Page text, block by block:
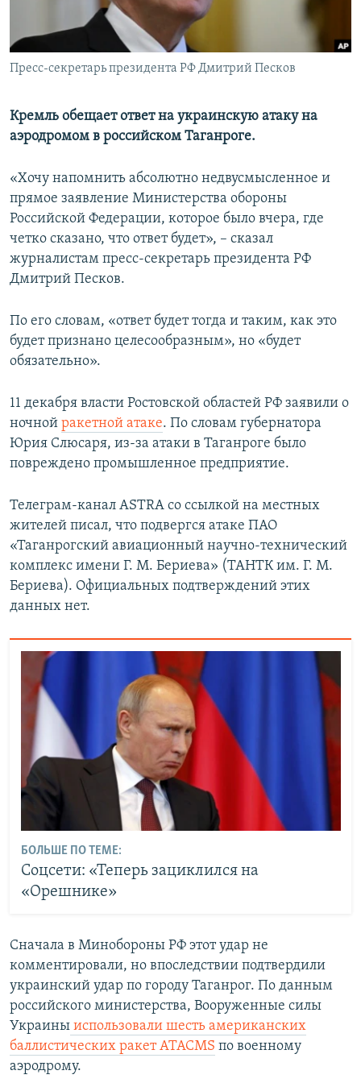
ПОБЕДИТЕЛЕЙ НЕ СУДЯТ?
КРЫМ.НЕПОКОРЕННЫЙ
ELIFBE
ПРИСОЕДИНЯЙТЕСЬ!
Все сайты RFE/RL
Пресс-секретарь президента РФ Дмитрий Песков
Кремль обещает ответ на украинскую атаку на
аэродромом в российском Таганроге.
«Хочу напомнить абсолютно недвусмысленное и
прямое заявление Министерства обороны
Российской Федерации, которое было вчера, где
четко сказано, что ответ будет», – сказал
журналистам пресс-секретарь президента РФ
Дмитрий Песков.
По его словам, «ответ будет тогда и таким, как это
будет признано целесообразным», но «будет
обязательно».
11 декабря власти Ростовской областей РФ заявили о
ночной ракетной атаке. По словам губернатора
Юрия Слюсаря, из-за атаки в Таганроге было
повреждено промышленное предприятие.
Телеграм-канал ASTRA со ссылкой на местных
жителей писал, что подвергся атаке ПАО
«Таганрогский авиационный научно-технический
комплекс имени Г. М. Бериева» (ТАНТК им. Г. М.
Бериева). Официальных подтверждений этих
данных нет.
БОЛЬШЕ ПО ТЕМЕ:
Соцсети: «Теперь зациклился на
«Орешнике»
Сначала в Минобороны РФ этот удар не
комментировали, но впоследствии подтвердили
украинский удар по городу Таганрог. По данным
российского министерства, Вооруженные силы
Украины использовали шесть американских
баллистических ракет ATACMS по военному
аэродрому.